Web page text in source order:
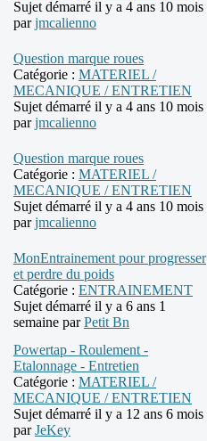
Sujet démarré il y a 4 ans 10 mois
parjmcalienno
Question marque roues
Catégorie : MATERIEL /
MECANIQUE / ENTRETIEN
Sujet démarré il y a 4 ans 10 mois
parjmcalienno
Question marque roues
Catégorie : MATERIEL /
MECANIQUE / ENTRETIEN
Sujet démarré il y a 4 ans 10 mois
parjmcalienno
MonEntrainement pour progresser
et perdre du poids
Catégorie : ENTRAINEMENT
Sujet démarré il y a 6 ans 1
semaine parPetit Bn
Powertap - Roulement -
Etalonnage - Entretien
Catégorie : MATERIEL /
MECANIQUE / ENTRETIEN
Sujet démarré il y a 12 ans 6 mois
parJeKey